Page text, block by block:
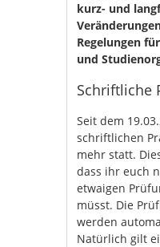
kurz- und
Regelungen
und
Schriftliche
Seit dem
schriftlichen
mehr statt.
dass ihr euch
etwaigen
müsst. Die
werden
Natürlich gilt